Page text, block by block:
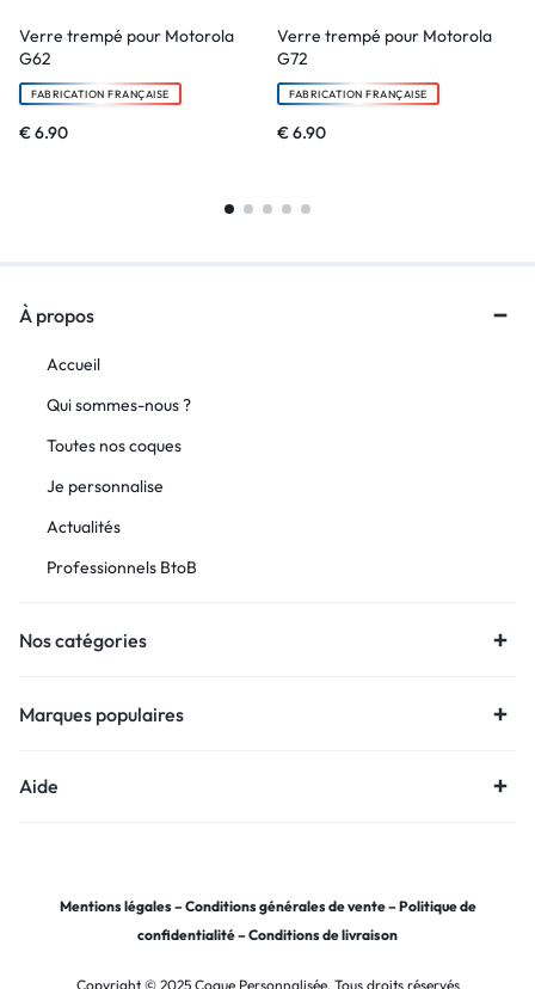
Verre trempé pour Motorola
G62
FABRICATION FRANÇAISE
€6.90
Verre trempé pour Motorola
G72
FABRICATION FRANÇAISE
€6.90
À propos
Accueil
Qui sommes-nous ?
Toutes nos coques
Je personnalise
Actualités
Professionnels BtoB
Nos catégories
Marques populaires
Aide
Mentions légales –Conditions générales de vente–Politique de
confidentialité–Conditions de livraison
Copyright © 2025 Coque Personnalisée, Tous droits réservés